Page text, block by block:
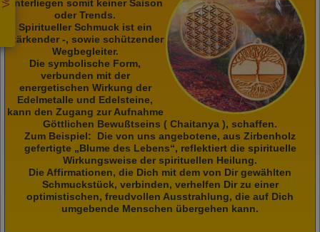
unterliegen somit keiner Saison
oder Trends.
Spiritueller Schmuck ist ein
stärkender -, sowie schützender
Wegbegleiter.
Die symbolische Form,
verbunden mit der
energetischen Wirkung der
Edelmetalle und Edelsteine,
kann den Zugang zur Aufnahme
Göttlichen Bewußtseins ( Chaitanya ), schaffen.
Zum Beispiel: Die von uns angebotene, aus Zirbenholz
gefertigte „Blume des Lebens“, reflektiert die spirituelle
Wirkungsweise der spirituellen Heilung.
Die Affirmationen, die Dich mit dem von Dir gewählten
Schmuckstück, verbinden, verhelfen Dir zu einer
optimistischen, freudvollen Ausstrahlung, die auf Dich
umgebende Menschen übergehen kann.